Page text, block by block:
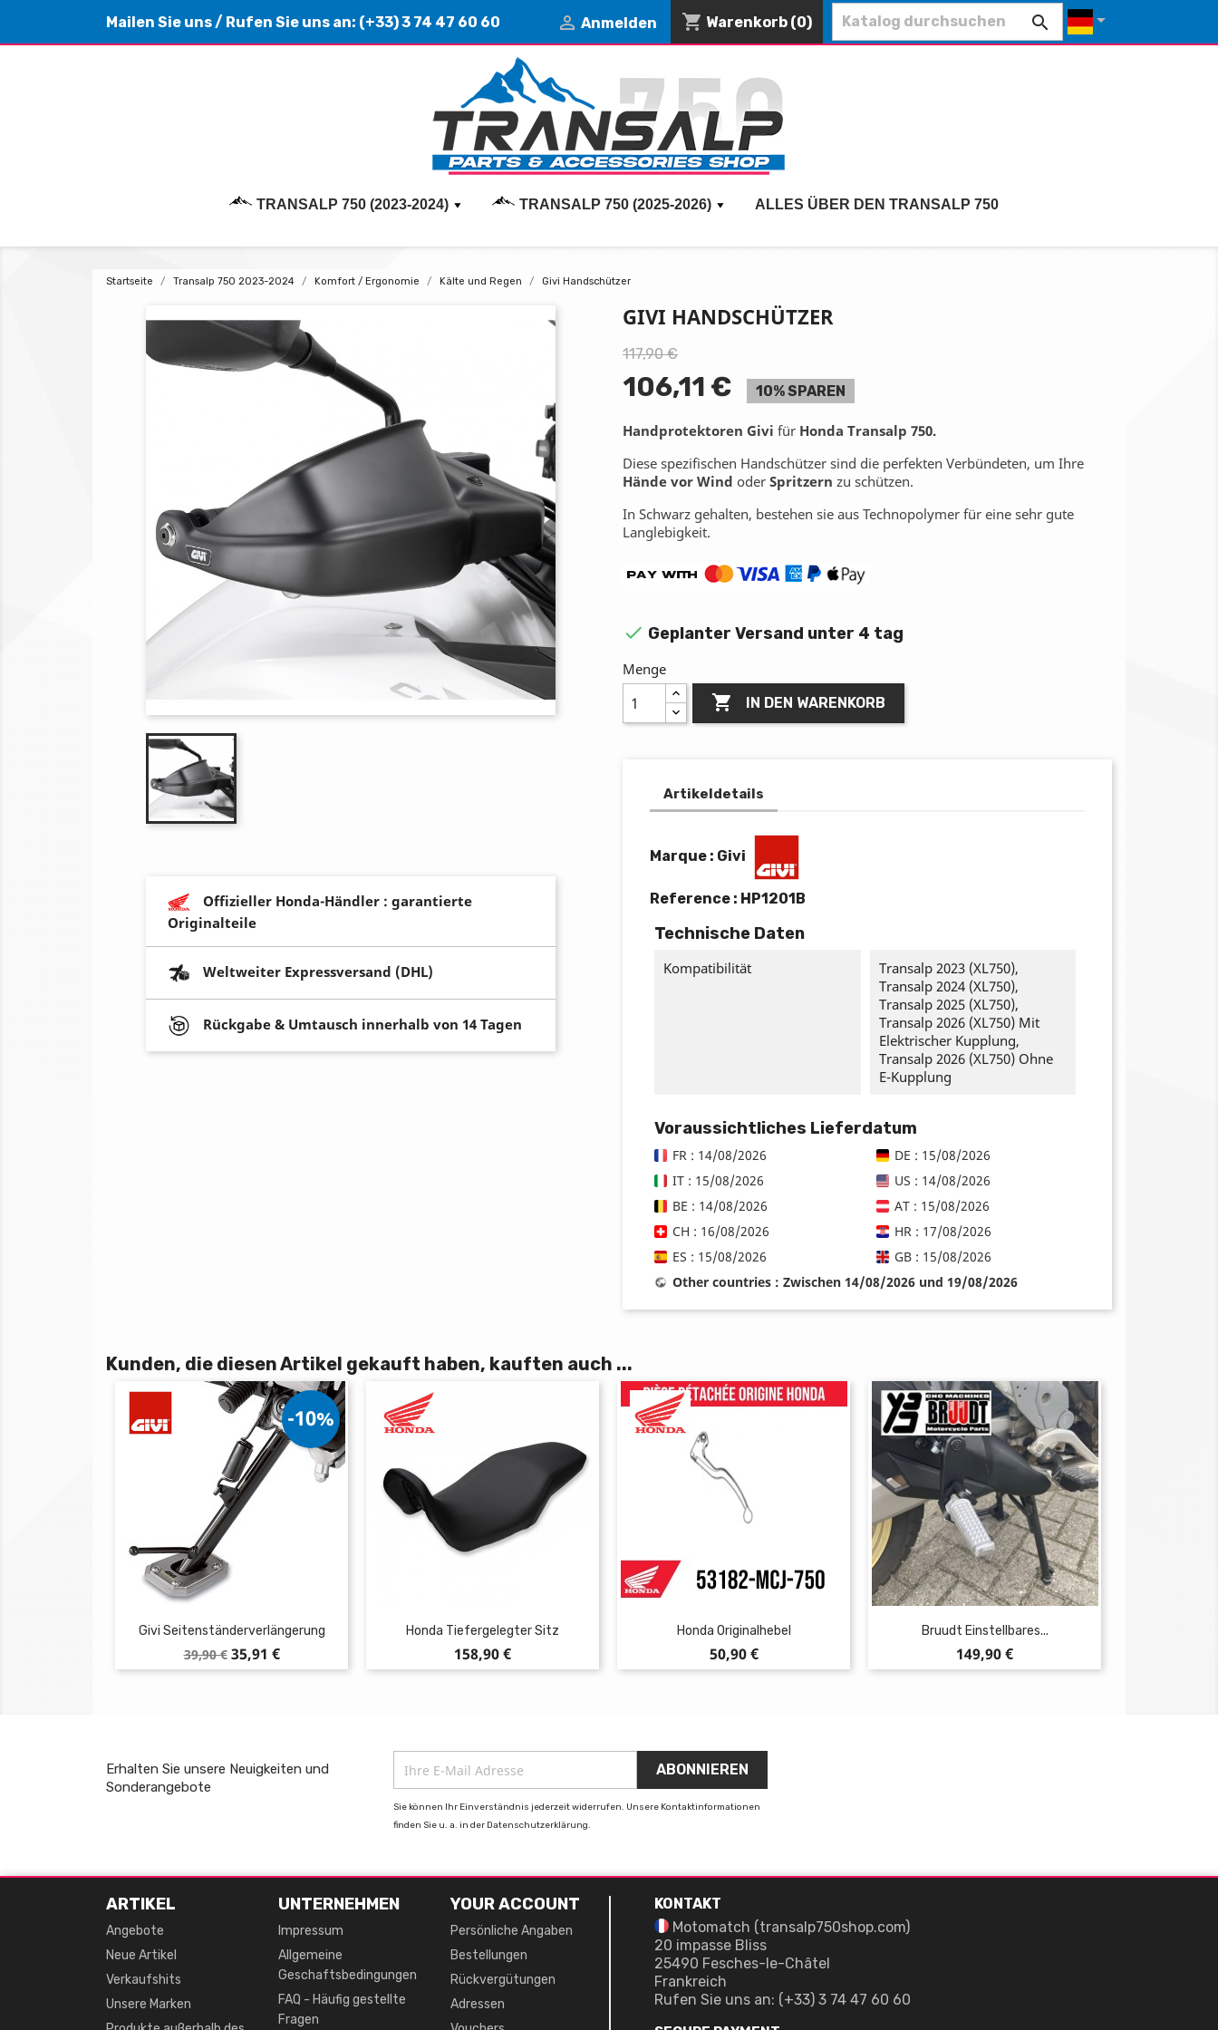
Mailen Sie uns/ Rufen Sie uns an: (+33) 3 74 47 60 60  Anmelden shopping_cart Warenkorb (0)  
TRANSALP 750 (2023-2024) TRANSALP 750 (2025-2026) ALLES ÜBER DEN TRANSALP 750
Startseite Transalp 750 2023-2024 Komfort / Ergonomie Kälte und Regen Givi Handschützer
Offizieller Honda-Händler : garantierte
Originalteile
Weltweiter Expressversand (DHL)
Rückgabe & Umtausch innerhalb von 14 Tagen
GIVI HANDSCHÜTZER
117,90 €
106,11 € 10% SPAREN
Handprotektoren Givi für Honda Transalp 750.
Diese spezifischen Handschützer sind die perfekten Verbündeten, um Ihre
Hände vor Wind oder Spritzern zu schützen.
In Schwarz gehalten, bestehen sie aus Technopolymer für eine sehr gute
Langlebigkeit.
 Geplanter Versand unter 4 tag
Menge
 IN DEN WARENKORB
Artikeldetails
Marque : Givi
Reference : HP1201B
Technische Daten
Kompatibilität
Transalp 2023 (XL750),
Transalp 2024 (XL750),
Transalp 2025 (XL750),
Transalp 2026 (XL750) Mit
Elektrischer Kupplung,
Transalp 2026 (XL750) Ohne
E-Kupplung
Voraussichtliches Lieferdatum
FR : 14/08/2026
DE : 15/08/2026
IT : 15/08/2026
US : 14/08/2026
BE : 14/08/2026
AT : 15/08/2026
CH : 16/08/2026
HR : 17/08/2026
ES : 15/08/2026
GB : 15/08/2026
Other countries : Zwischen 14/08/2026 und 19/08/2026
Kunden, die diesen Artikel gekauft haben, kauften auch ...
Givi Seitenständerverlängerung
Verkaufspreis
39,90 €
-10%
Preis
35,91 €
Honda Tiefergelegter Sitz
Preis
158,90 €
Honda Originalhebel
Preis
50,90 €
Bruudt Einstellbares...
Preis
149,90 €
Erhalten Sie unsere Neuigkeiten und
Sonderangebote
Sie können Ihr Einverständnis jederzeit widerrufen. Unsere Kontaktinformationen
finden Sie u. a. in der Datenschutzerklärung.
ARTIKEL
Angebote
Neue Artikel
Verkaufshits
Unsere Marken
UNTERNEHMEN
Impressum
Allgemeine
Geschaftsbedingungen
FAQ - Häufig gestellte
Fragen
YOUR ACCOUNT
Persönliche Angaben
Bestellungen
Rückvergütungen
Adressen
KONTAKT
Motomatch (transalp750shop.com)
20 impasse Bliss
25490 Fesches-le-Châtel
Frankreich
Rufen Sie uns an: (+33) 3 74 47 60 60